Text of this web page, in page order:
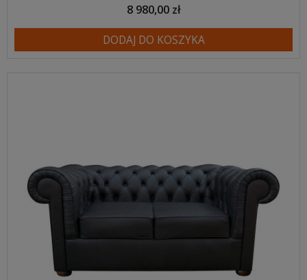
8 980,00 zł
DODAJ DO KOSZYKA